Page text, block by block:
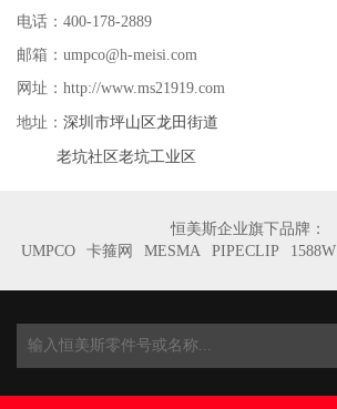
电话：400-178-2889
邮箱：umpco@h-meisi.com
网址：http://www.ms21919.com
地址： 深圳市坪山区龙田街道
老坑社区老坑工业区
恒美斯企业旗下品牌：
UMPCO
卡箍网 MESMA PIPECLIP 1588W